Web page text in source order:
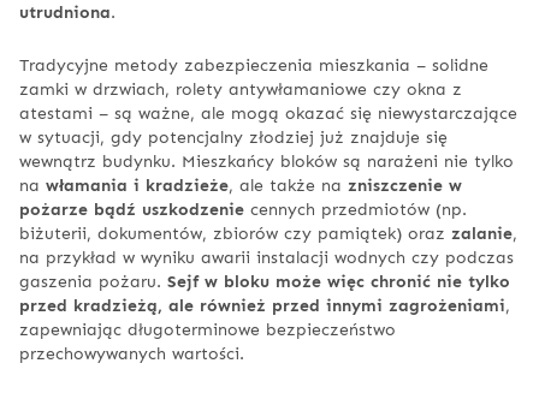
utrudniona.
Tradycyjne metody zabezpieczenia mieszkania – solidne
zamki w drzwiach, rolety antywłamaniowe czy okna z
atestami – są ważne, ale mogą okazać się niewystarczające
w sytuacji, gdy potencjalny złodziej już znajduje się
wewnątrz budynku. Mieszkańcy bloków są narażeni nie tylko
na włamania i kradzieże, ale także na zniszczenie w
pożarze bądź uszkodzenie cennych przedmiotów (np.
biżuterii, dokumentów, zbiorów czy pamiątek) oraz zalanie,
na przykład w wyniku awarii instalacji wodnych czy podczas
gaszenia pożaru. Sejf w bloku może więc chronić nie tylko
przed kradzieżą, ale również przed innymi zagrożeniami,
zapewniając długoterminowe bezpieczeństwo
przechowywanych wartości.